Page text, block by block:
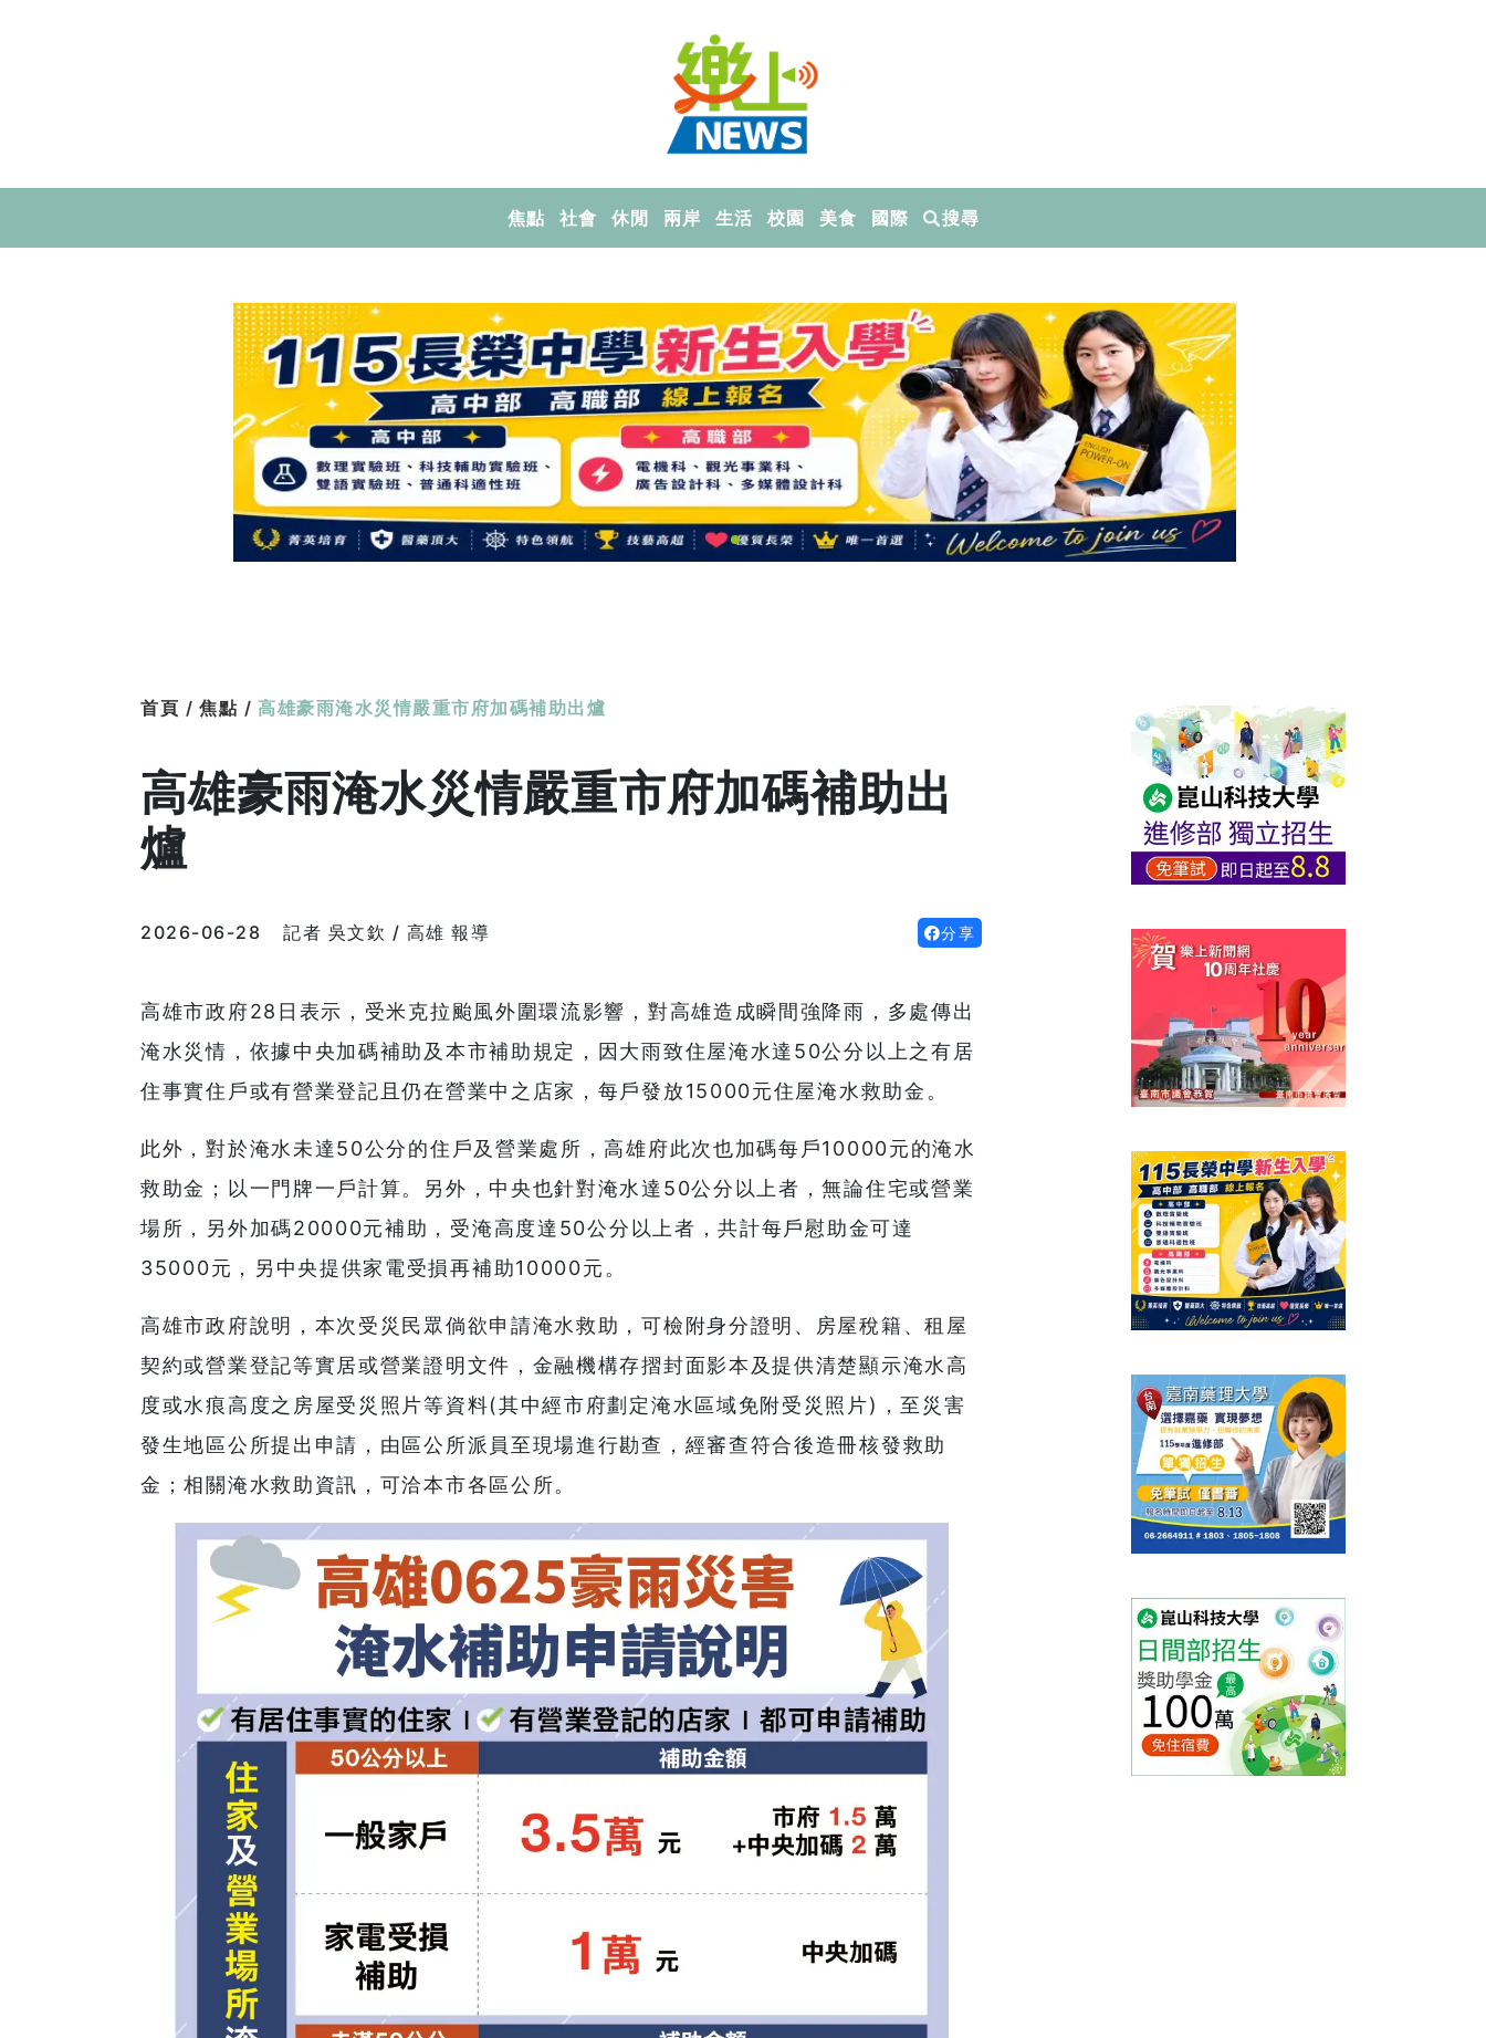
焦點 社會 休閒 兩岸 生活 校園 美食 國際 搜尋
首頁 / 焦點 / 高雄豪雨淹水災情嚴重市府加碼補助出爐
高雄豪雨淹水災情嚴重市府加碼補助出
爐
2026-06-28 記者 吳文欽 / 高雄 報導 分享
高雄市政府28日表示，受米克拉颱風外圍環流影響，對高雄造成瞬間強降雨，多處傳出
淹水災情，依據中央加碼補助及本市補助規定，因大雨致住屋淹水達50公分以上之有居
住事實住戶或有營業登記且仍在營業中之店家，每戶發放15000元住屋淹水救助金。
此外，對於淹水未達50公分的住戶及營業處所，高雄府此次也加碼每戶10000元的淹水
救助金；以一門牌一戶計算。另外，中央也針對淹水達50公分以上者，無論住宅或營業
場所，另外加碼20000元補助，受淹高度達50公分以上者，共計每戶慰助金可達
35000元，另中央提供家電受損再補助10000元。
高雄市政府說明，本次受災民眾倘欲申請淹水救助，可檢附身分證明、房屋稅籍、租屋
契約或營業登記等實居或營業證明文件，金融機構存摺封面影本及提供清楚顯示淹水高
度或水痕高度之房屋受災照片等資料(其中經市府劃定淹水區域免附受災照片)，至災害
發生地區公所提出申請，由區公所派員至現場進行勘查，經審查符合後造冊核發救助
金；相關淹水救助資訊，可洽本市各區公所。